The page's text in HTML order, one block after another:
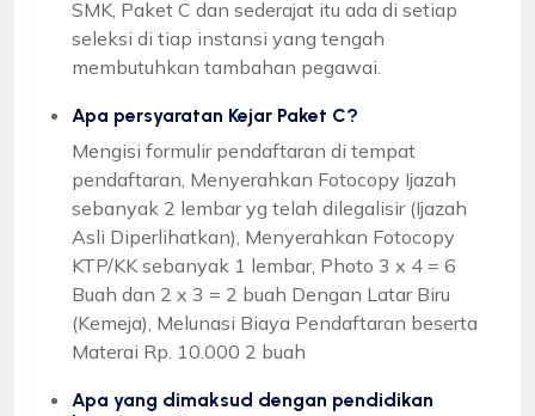
SMK, Paket C dan sederajat itu ada di setiap
seleksi di tiap instansi yang tengah
membutuhkan tambahan pegawai.
Apa persyaratan Kejar Paket C?
Mengisi formulir pendaftaran di tempat
pendaftaran, Menyerahkan Fotocopy Ijazah
sebanyak 2 lembar yg telah dilegalisir (Ijazah
Asli Diperlihatkan), Menyerahkan Fotocopy
KTP/KK sebanyak 1 lembar, Photo 3 x 4 = 6
Buah dan 2 x 3 = 2 buah Dengan Latar Biru
(Kemeja), Melunasi Biaya Pendaftaran beserta
Materai Rp. 10.000 2 buah
Apa yang dimaksud dengan pendidikan